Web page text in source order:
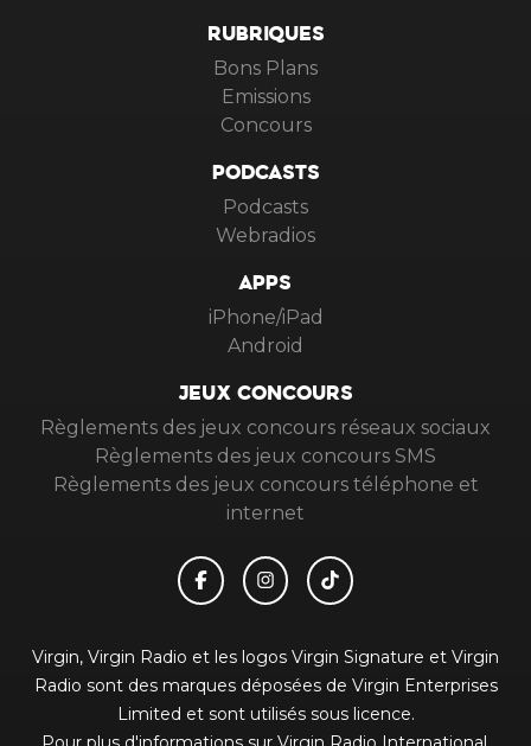
RUBRIQUES
Bons Plans
Emissions
Concours
PODCASTS
Podcasts
Webradios
APPS
iPhone/iPad
Android
JEUX CONCOURS
Règlements des jeux concours réseaux sociaux
Règlements des jeux concours SMS
Règlements des jeux concours téléphone et
internet
Virgin, Virgin Radio et les logos Virgin Signature et Virgin
Radio sont des marques déposées de Virgin Enterprises
Limited et sont utilisés sous licence.